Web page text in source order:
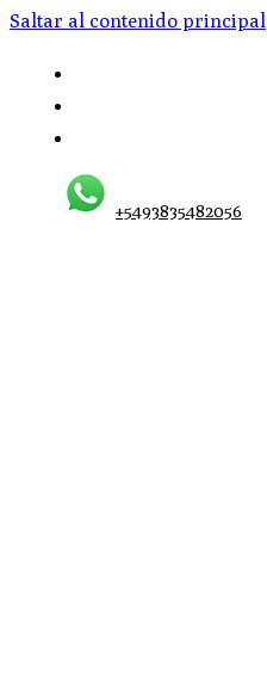
Saltar al contenido principal
+5493835482056